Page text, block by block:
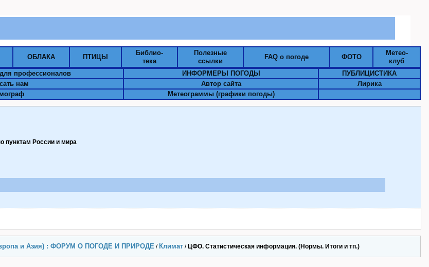
ОБЛАКА ПТИЦЫ
Библио-
тека
Полезные
ссылки
FAQ о погоде ФОТО
Метео-
клуб
профессионалов ИНФОРМЕРЫ ПОГОДЫ
ПУБЛИЦИСТИКА
нам Автор сайта
Лирика
Метеограммы (графики погоды)
пунктам Pоссии и мира
и Азия) : ФОРУМ О ПОГОДЕ И ПРИРОДЕ / Климат / ЦФО. Статистическая информация. (Нормы. Итоги и тп.)